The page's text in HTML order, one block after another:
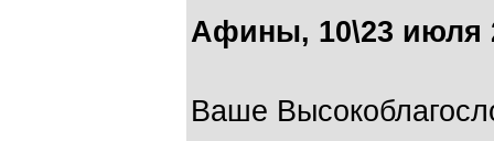
Афины, 10\23 июля
Ваше